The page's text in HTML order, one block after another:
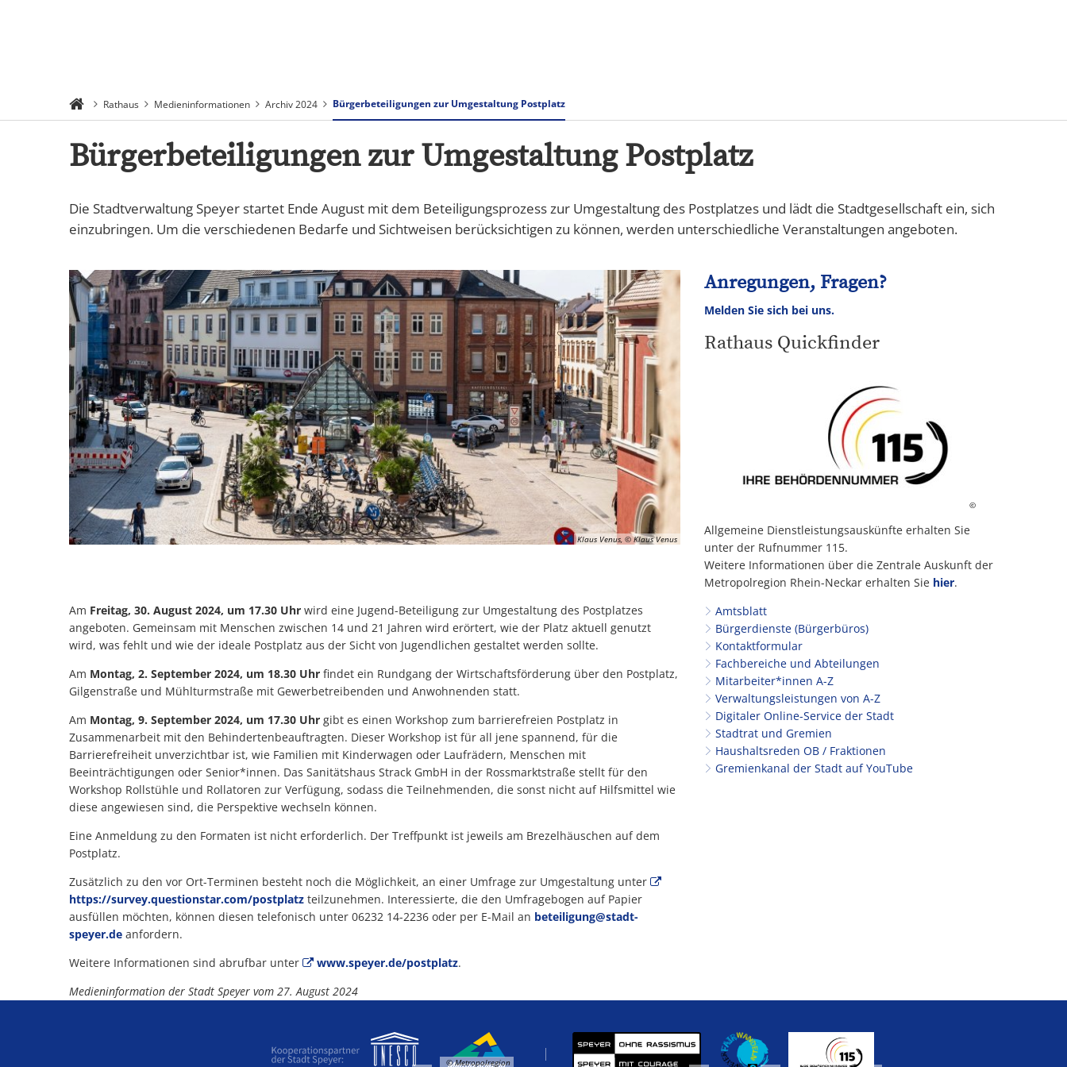
Rathaus Medieninformationen Archiv 2024 Bürgerbeteiligungen zur Umgestaltung Postplatz
Bürgerbeteiligungen zur Umgestaltung Postplatz
Die Stadtverwaltung Speyer startet Ende August mit dem Beteiligungsprozess zur Umgestaltung des Postplatzes und lädt die Stadtgesellschaft ein, sich
einzubringen. Um die verschiedenen Bedarfe und Sichtweisen berücksichtigen zu können, werden unterschiedliche Veranstaltungen angeboten.
Klaus Venus, © Klaus Venus
Am Freitag, 30. August 2024, um 17.30 Uhr wird eine Jugend-Beteiligung zur Umgestaltung des Postplatzes
angeboten. Gemeinsam mit Menschen zwischen 14 und 21 Jahren wird erörtert, wie der Platz aktuell genutzt
wird, was fehlt und wie der ideale Postplatz aus der Sicht von Jugendlichen gestaltet werden sollte.
Am Montag, 2. September 2024, um 18.30 Uhr findet ein Rundgang der Wirtschaftsförderung über den Postplatz,
Gilgenstraße und Mühlturmstraße mit Gewerbetreibenden und Anwohnenden statt.
Am Montag, 9. September 2024, um 17.30 Uhr gibt es einen Workshop zum barrierefreien Postplatz in
Zusammenarbeit mit den Behindertenbeauftragten. Dieser Workshop ist für all jene spannend, für die
Barrierefreiheit unverzichtbar ist, wie Familien mit Kinderwagen oder Laufrädern, Menschen mit
Beeinträchtigungen oder Senior*innen. Das Sanitätshaus Strack GmbH in der Rossmarktstraße stellt für den
Workshop Rollstühle und Rollatoren zur Verfügung, sodass die Teilnehmenden, die sonst nicht auf Hilfsmittel wie
diese angewiesen sind, die Perspektive wechseln können.
Eine Anmeldung zu den Formaten ist nicht erforderlich. Der Treffpunkt ist jeweils am Brezelhäuschen auf dem
Postplatz.
Zusätzlich zu den vor Ort-Terminen besteht noch die Möglichkeit, an einer Umfrage zur Umgestaltung unter
https://survey.questionstar.com/postplatz teilzunehmen. Interessierte, die den Umfragebogen auf Papier
ausfüllen möchten, können diesen telefonisch unter 06232 14-2236 oder per E-Mail an beteiligung@stadt-
speyer.de anfordern.
Weitere Informationen sind abrufbar unter
www.speyer.de/postplatz.
Medieninformation der Stadt Speyer vom 27. August 2024
Anregungen, Fragen?
Melden Sie sich bei uns.
Rathaus Quickfinder
©
Allgemeine Dienstleistungsauskünfte erhalten Sie
unter der Rufnummer 115.
Weitere Informationen über die Zentrale Auskunft der
Metropolregion Rhein-Neckar erhalten Sie hier.
Amtsblatt
Bürgerdienste (Bürgerbüros)
Kontaktformular
Fachbereiche und Abteilungen
Mitarbeiter*innen A-Z
Verwaltungsleistungen von A-Z
Digitaler Online-Service der Stadt
Stadtrat und Gremien
Haushaltsreden OB / Fraktionen
Gremienkanal der Stadt auf YouTube
© Metropolregion